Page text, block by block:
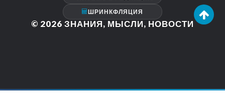
ШРИНКФЛЯЦИЯ
© 2026 ЗНАНИЯ, МЫСЛИ, НОВОСТИ